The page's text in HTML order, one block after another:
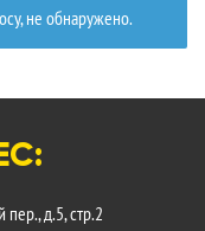
не обнаружено.
пер., д.5, стр.2